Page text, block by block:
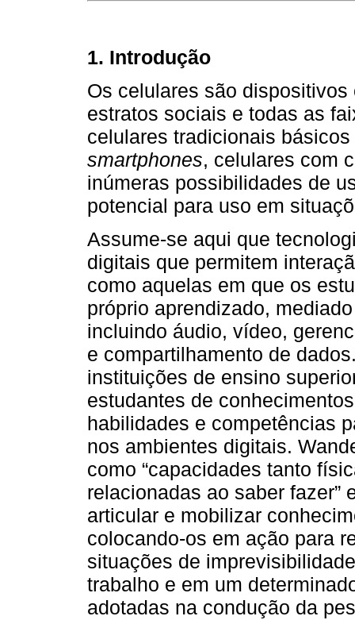
1. Introdução
Os celulares são
estratos sociais e todas as
celulares tradicionais
smartphones, celulares com
inúmeras possibilidades de
potencial para uso em
Assume-se aqui que
digitais que permitem
como aquelas em que os
próprio aprendizado,
incluindo áudio, vídeo,
e compartilhamento de
instituições de ensino
estudantes de
habilidades e competências
nos ambientes digitais.
como “capacidades tanto
relacionadas ao saber fazer”
articular e mobilizar
colocando-os em ação para
situações de
trabalho e em um
adotadas na condução da